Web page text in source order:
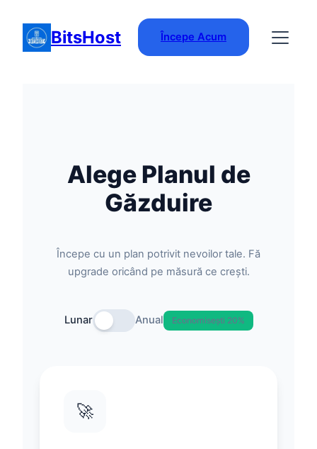
content
BitsHost Începe Acum
Alege Planul de
Găzduire
Începe cu un plan potrivit nevoilor tale. Fă
upgrade oricând pe măsură ce crești.
Lunar Anual Economisești 20%
🚀